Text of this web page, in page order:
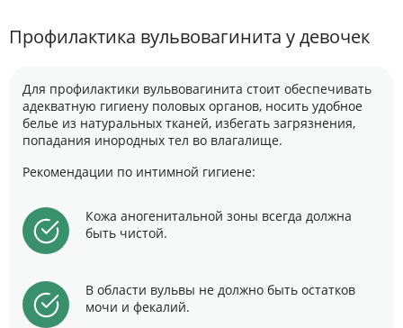
Профилактика вульвовагинита у девочек
Для профилактики вульвовагинита стоит обеспечивать
адекватную гигиену половых органов, носить удобное
белье из натуральных тканей, избегать загрязнения,
попадания инородных тел во влагалище.
Рекомендации по интимной гигиене:
Кожа аногенитальной зоны всегда должна
быть чистой.
В области вульвы не должно быть остатков
мочи и фекалий.